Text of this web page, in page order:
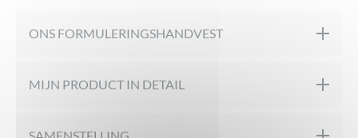
ONS FORMULERINGSHANDVEST
MIJN PRODUCT IN DETAIL
De Intieme Wasgel Sensitive, zonder parfum, is speciaal